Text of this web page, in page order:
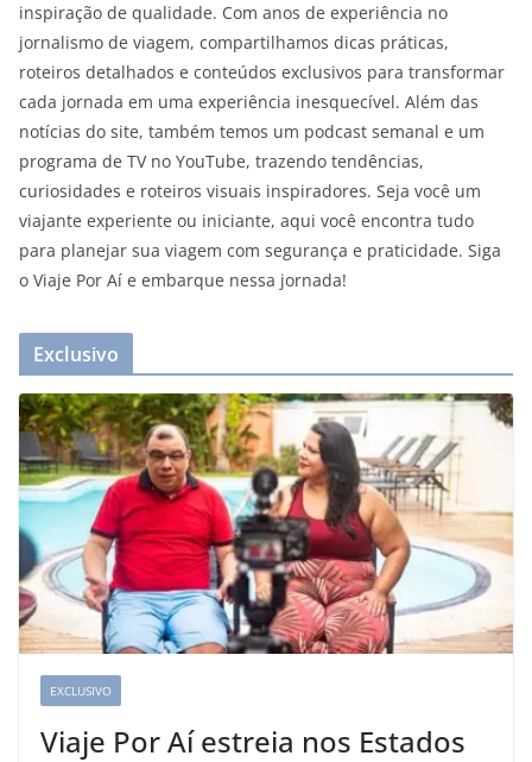
inspiração de qualidade. Com anos de experiência no
jornalismo de viagem, compartilhamos dicas práticas,
roteiros detalhados e conteúdos exclusivos para transformar
cada jornada em uma experiência inesquecível. Além das
notícias do site, também temos um podcast semanal e um
programa de TV no YouTube, trazendo tendências,
curiosidades e roteiros visuais inspiradores. Seja você um
viajante experiente ou iniciante, aqui você encontra tudo
para planejar sua viagem com segurança e praticidade. Siga
o Viaje Por Aí e embarque nessa jornada!
Exclusivo
EXCLUSIVO
Viaje Por Aí estreia nos Estados